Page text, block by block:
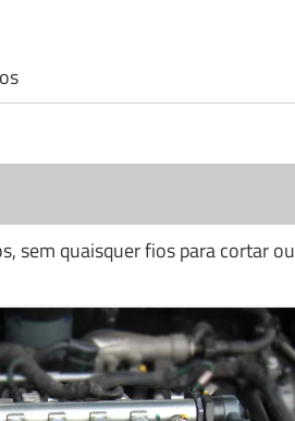
sem quaisquer fios para cortar ou